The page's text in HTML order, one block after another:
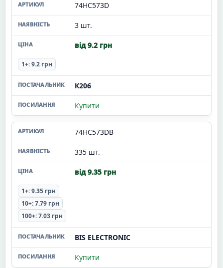
74HC573D
3 шт.
від 9.2 грн
1+: 9.2 грн
К206
Купити
74HC573DB
335 шт.
від 9.35 грн
1+: 9.35 грн
10+: 7.79 грн
100+: 7.03 грн
BIS ELECTRONIC
Купити